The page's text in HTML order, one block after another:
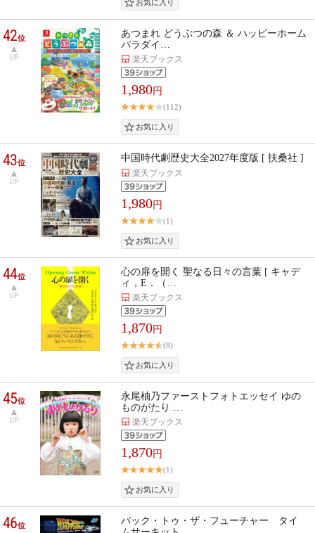
42位
UP
あつまれ どうぶつの森 ＆ ハッピーホーム
パラダイ…
楽天ブックス
1,980円
(112)
43位
UP
中国時代劇歴史大全2027年度版 [ 扶桑社 ]
楽天ブックス
1,980円
(1)
44位
UP
心の扉を開く 聖なる日々の言葉 [ キャデ
ィ，E．（…
楽天ブックス
1,870円
(9)
45位
UP
永尾柚乃ファーストフォトエッセイ ゆの
ものがたり …
楽天ブックス
1,870円
(1)
46位
バック・トゥ・ザ・フューチャー タイ